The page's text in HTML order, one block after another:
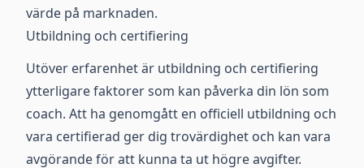
värde på marknaden.
Utbildning och certifiering
Utöver erfarenhet är utbildning och certifiering
ytterligare faktorer som kan påverka din lön som
coach. Att ha genomgått en officiell utbildning och
vara certifierad ger dig trovärdighet och kan vara
avgörande för att kunna ta ut högre avgifter.